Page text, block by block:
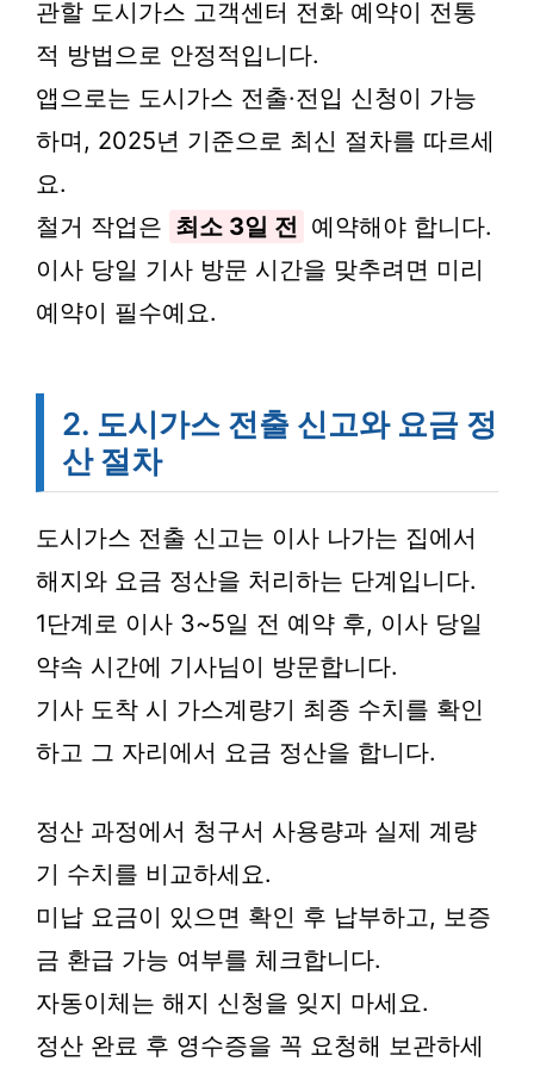
관할 도시가스 고객센터 전화 예약이 전통
적 방법으로 안정적입니다.
앱으로는 도시가스 전출·전입 신청이 가능
하며, 2025년 기준으로 최신 절차를 따르세
요.
철거 작업은 최소 3일 전 예약해야 합니다.
이사 당일 기사 방문 시간을 맞추려면 미리
예약이 필수예요.
2. 도시가스 전출 신고와 요금 정
산 절차
도시가스 전출 신고는 이사 나가는 집에서
해지와 요금 정산을 처리하는 단계입니다.
1단계로 이사 3~5일 전 예약 후, 이사 당일
약속 시간에 기사님이 방문합니다.
기사 도착 시 가스계량기 최종 수치를 확인
하고 그 자리에서 요금 정산을 합니다.
정산 과정에서 청구서 사용량과 실제 계량
기 수치를 비교하세요.
미납 요금이 있으면 확인 후 납부하고, 보증
금 환급 가능 여부를 체크합니다.
자동이체는 해지 신청을 잊지 마세요.
정산 완료 후 영수증을 꼭 요청해 보관하세